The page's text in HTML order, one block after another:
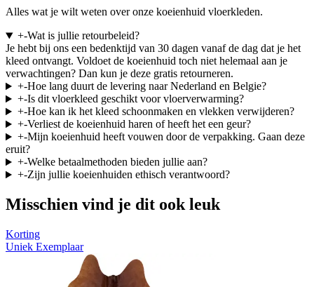
Alles wat je wilt weten over onze koeienhuid vloerkleden.
+-Wat is jullie retourbeleid?
Je hebt bij ons een bedenktijd van 30 dagen vanaf de dag dat je het
kleed ontvangt. Voldoet de koeienhuid toch niet helemaal aan je
verwachtingen? Dan kun je deze gratis retourneren.
+-Hoe lang duurt de levering naar Nederland en Belgie?
+-Is dit vloerkleed geschikt voor vloerverwarming?
+-Hoe kan ik het kleed schoonmaken en vlekken verwijderen?
+-Verliest de koeienhuid haren of heeft het een geur?
+-Mijn koeienhuid heeft vouwen door de verpakking. Gaan deze
eruit?
+-Welke betaalmethoden bieden jullie aan?
+-Zijn jullie koeienhuiden ethisch verantwoord?
Misschien vind je dit ook leuk
Korting
Uniek Exemplaar